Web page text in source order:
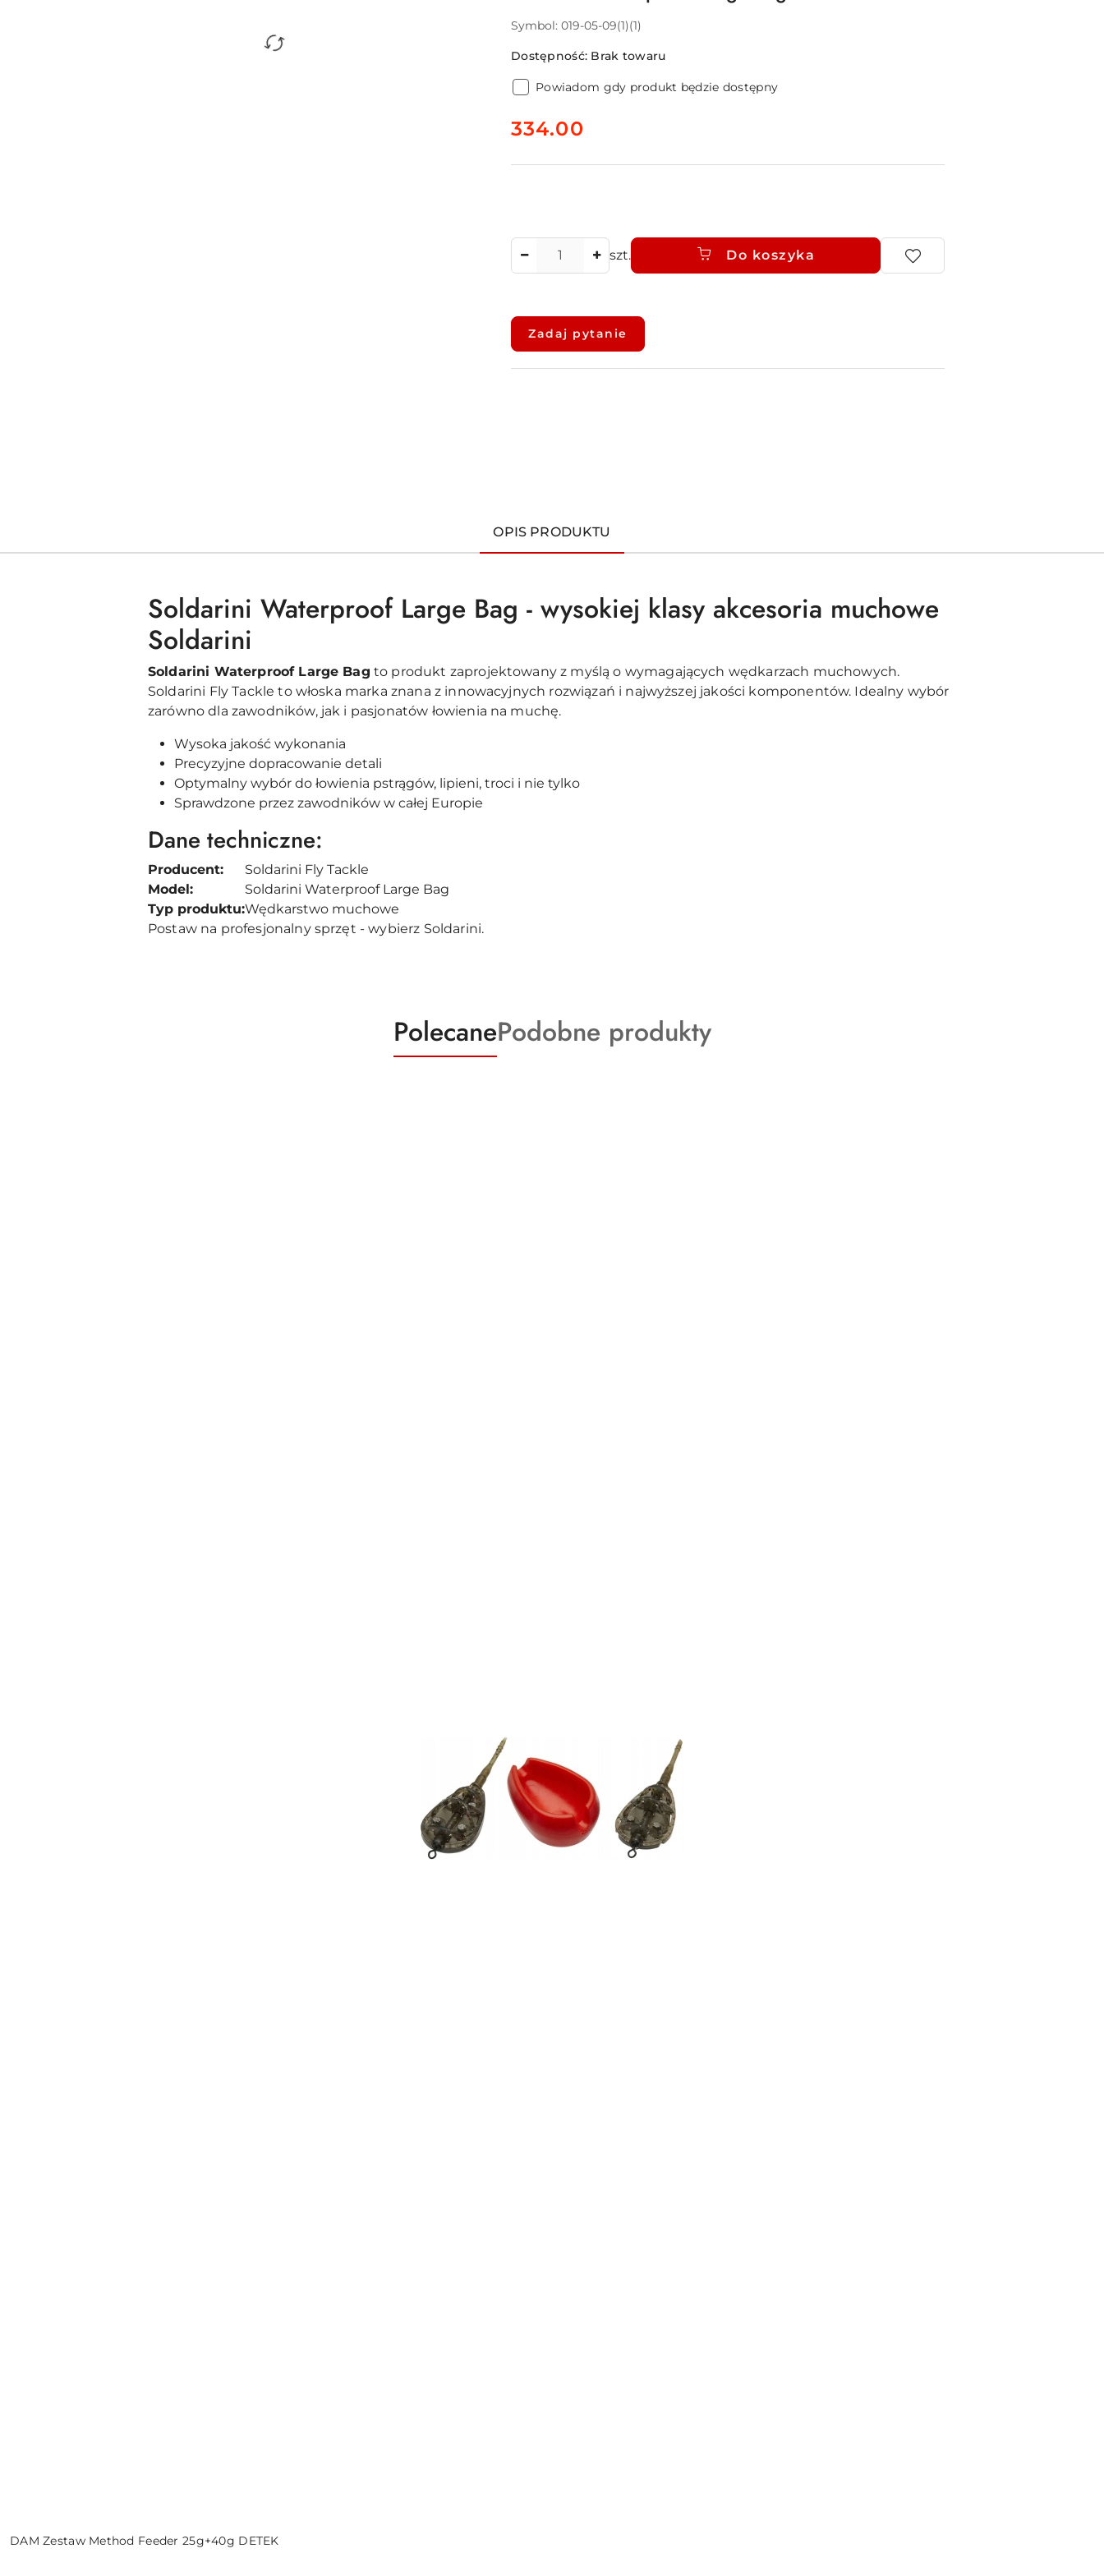
Symbol: 019-05-09(1)(1)
Dostępność: Brak towaru
Powiadom gdy produkt będzie dostępny
cena:
334.00
szt. Do koszyka
Dostępność
i
dostawa
Zadaj pytanie
OPIS PRODUKTU
Soldarini Waterproof Large Bag - wysokiej klasy akcesoria muchowe
Soldarini
Soldarini Waterproof Large Bag to produkt zaprojektowany z myślą o wymagających wędkarzach muchowych.
Soldarini Fly Tackle to włoska marka znana z innowacyjnych rozwiązań i najwyższej jakości komponentów. Idealny wybór
zarówno dla zawodników, jak i pasjonatów łowienia na muchę.
Wysoka jakość wykonania
Precyzyjne dopracowanie detali
Optymalny wybór do łowienia pstrągów, lipieni, troci i nie tylko
Sprawdzone przez zawodników w całej Europie
Dane techniczne:
Producent:
Soldarini Fly Tackle
Model:
Soldarini Waterproof Large Bag
Typ produktu:Wędkarstwo muchowe
Postaw na profesjonalny sprzęt - wybierz Soldarini.
Produkty
o
PolecaneProdukty
o
Podobne produkty
DAM Zestaw Method Feeder 25g+40g DETEK